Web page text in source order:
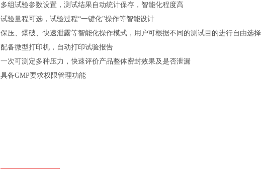
多组试验参数设置，测试结果自动统计保存，智能化程度高
试验量程可选，试验过程“一键化"操作等智能设计
保压、爆破、快速泄露等智能化操作模式，用户可根据不同的测试目的进行自由选择
配备微型打印机，自动打印试验报告
一次可测定多种压力，快速评价产品整体密封效果及是否泄漏
具备GMP要求权限管理功能